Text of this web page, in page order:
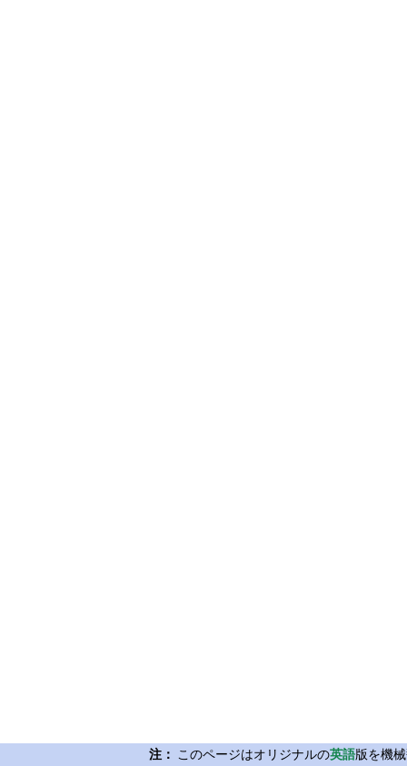
注： このページはオリジナルの英語版を機